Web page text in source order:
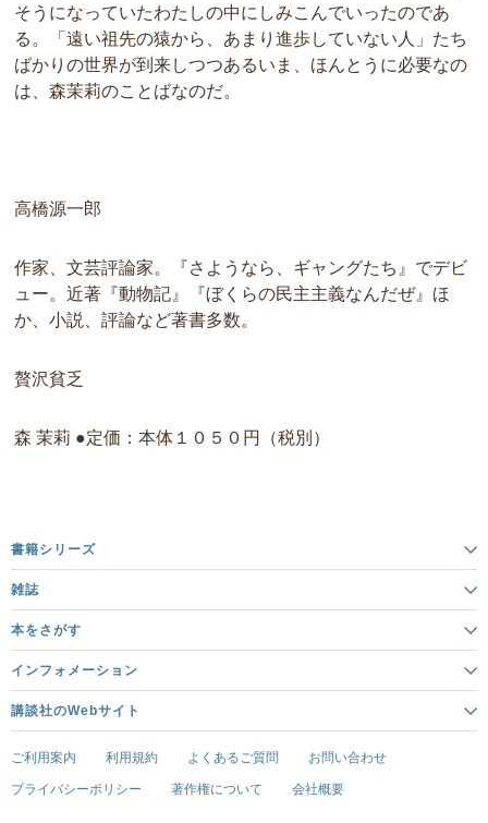
そうになっていたわたしの中にしみこんでいったのであ
る。「遠い祖先の猿から、あまり進歩していない人」たち
ばかりの世界が到来しつつあるいま、ほんとうに必要なの
は、森茉莉のことばなのだ。
高橋源一郎
作家、文芸評論家。『さようなら、ギャングたち』でデビ
ュー。近著『動物記』『ぼくらの民主主義なんだぜ』ほ
か、小説、評論など著書多数。
贅沢貧乏
森 茉莉 ●定価：本体１０５０円（税別）
書籍シリーズ
雑誌
本をさがす
インフォメーション
講談社のWebサイト
ご利用案内 利用規約 よくあるご質問 お問い合わせ
プライバシーポリシー 著作権について 会社概要